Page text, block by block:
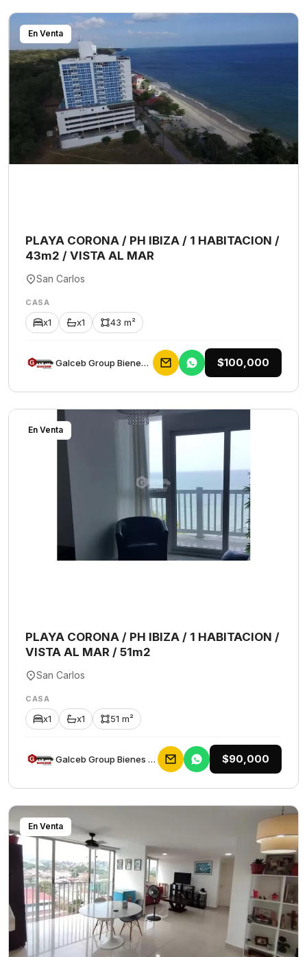
En Venta
PLAYA CORONA / PH IBIZA / 1 HABITACION /
43m2 / VISTA AL MAR
San Carlos
CASA
x1 x1 43 m²
Galceb Group Bienes Raices $100,000
En Venta
PLAYA CORONA / PH IBIZA / 1 HABITACION /
VISTA AL MAR / 51m2
San Carlos
CASA
x1 x1 51 m²
Galceb Group Bienes Raices $90,000
En Venta